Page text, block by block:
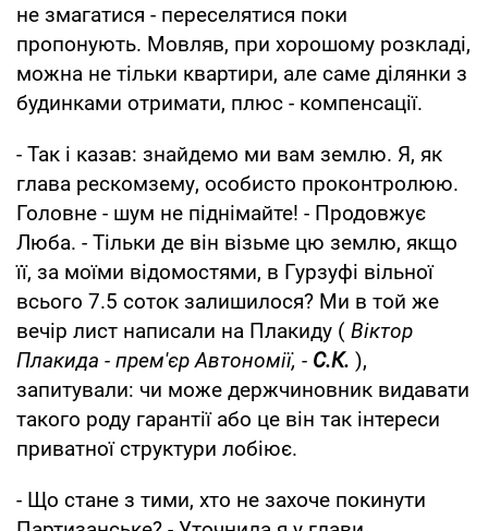
не змагатися - переселятися поки
пропонують. Мовляв, при хорошому розкладі,
можна не тільки квартири, але саме ділянки з
будинками отримати, плюс - компенсації.
- Так і казав: знайдемо ми вам землю. Я, як
глава рескомзему, особисто проконтролюю.
Головне - шум не піднімайте! - Продовжує
Люба. - Тільки де він візьме цю землю, якщо
її, за моїми відомостями, в Гурзуфі вільної
всього 7.5 соток залишилося? Ми в той же
вечір лист написали на Плакиду ( Віктор
Плакида - прем'єр Автономії, - С.К. ),
запитували: чи може держчиновник видавати
такого роду гарантії або це він так інтереси
приватної структури лобіює.
- Що стане з тими, хто не захоче покинути